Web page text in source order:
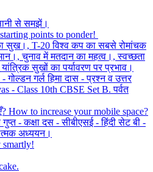
से समझें।
points to ponder!
सुख।, T-20 विश्व कप का सबसे रोमांचक
चुनाव में मतदान का महत्व।, स्वच्छता
सुखों का पर्यावरण पर प्रभाव।
गर्ल हिमा दास - प्रश्न व उत्तर
- Class 10th CBSE Set B. पर्वत
How to increase your mobile space?
- कक्षा दस - सीबीएसई - हिंदी सेट बी -
अध्ययन।
smartly!